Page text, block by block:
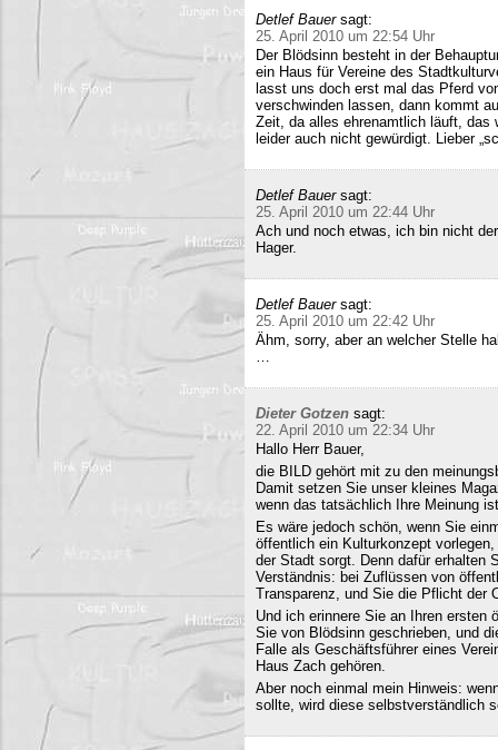
Detlef Bauer sagt:
25. April 2010 um 22:54 Uhr
Der Blödsinn besteht in der
ein Haus für Vereine des
lasst uns doch erst mal das Pferd
verschwinden lassen, dann kommt
Zeit, da alles ehrenamtlich läuft, das
leider auch nicht gewürdigt. Lieber
Detlef Bauer sagt:
25. April 2010 um 22:44 Uhr
Ach und noch etwas, ich bin nicht
Hager.
Detlef Bauer sagt:
25. April 2010 um 22:42 Uhr
Ähm, sorry, aber an welcher Stelle
…
Dieter Gotzen sagt:
22. April 2010 um 22:34 Uhr
Hallo Herr Bauer,
die BILD gehört mit zu den
Damit setzen Sie unser kleines
wenn das tatsächlich Ihre Meinung
Es wäre jedoch schön, wenn Sie
öffentlich ein Kulturkonzept
der Stadt sorgt. Denn dafür erhalten
Verständnis: bei Zuflüssen von
Transparenz, und Sie die Pflicht der
Und ich erinnere Sie an Ihren ersten
Sie von Blödsinn geschrieben, und
Falle als Geschäftsführer eines
Haus Zach gehören.
Aber noch einmal mein Hinweis:
sollte, wird diese selbstverständlich